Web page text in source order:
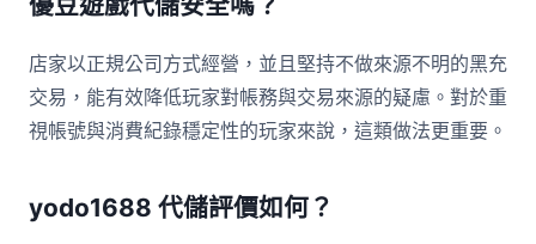
店家以正規公司方式經營，並且堅持不做來源不明的黑充
交易，能有效降低玩家對帳務與交易來源的疑慮。對於重
視帳號與消費紀錄穩定性的玩家來說，這類做法更重要。
yodo1688 代儲評價如何？